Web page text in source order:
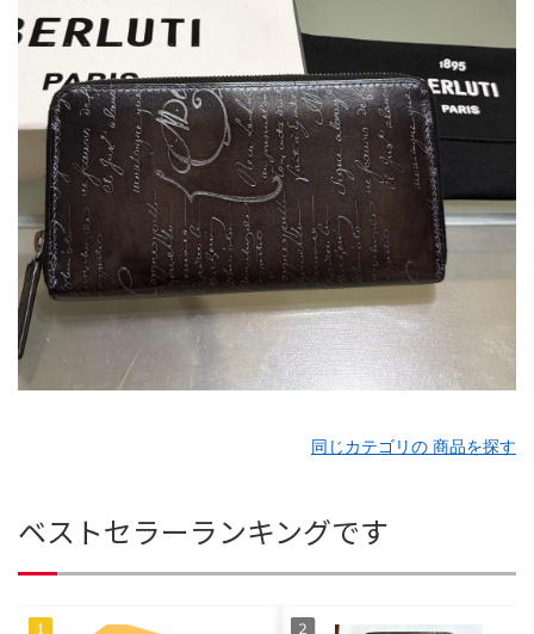
同じカテゴリの 商品を探す
ベストセラーランキングです